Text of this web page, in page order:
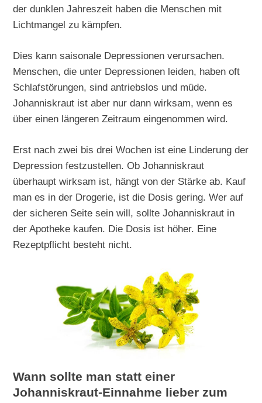
der dunklen Jahreszeit haben die Menschen mit
Lichtmangel zu kämpfen.
Dies kann saisonale Depressionen verursachen.
Menschen, die unter Depressionen leiden, haben oft
Schlafstörungen, sind antriebslos und müde.
Johanniskraut ist aber nur dann wirksam, wenn es
über einen längeren Zeitraum eingenommen wird.
Erst nach zwei bis drei Wochen ist eine Linderung der
Depression festzustellen. Ob Johanniskraut
überhaupt wirksam ist, hängt von der Stärke ab. Kauf
man es in der Drogerie, ist die Dosis gering. Wer auf
der sicheren Seite sein will, sollte Johanniskraut in
der Apotheke kaufen. Die Dosis ist höher. Eine
Rezeptpflicht besteht nicht.
Wann sollte man statt einer
Johanniskraut-Einnahme lieber zum